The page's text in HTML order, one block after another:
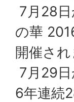
7月28
の華
開催され
7月29
6年連続